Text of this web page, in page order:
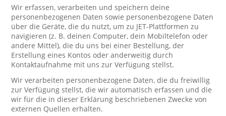
Wir erfassen, verarbeiten und speichern deine
personenbezogenen Daten sowie personenbezogene Daten
über die Geräte, die du nutzt, um zu JET-Plattformen zu
navigieren (z. B. deinen Computer, dein Mobiltelefon oder
andere Mittel), die du uns bei einer Bestellung, der
Erstellung eines Kontos oder anderweitig durch
Kontaktaufnahme mit uns zur Verfügung stellst.
Wir verarbeiten personenbezogene Daten, die du freiwillig
zur Verfügung stellst, die wir automatisch erfassen und die
wir für die in dieser Erklärung beschriebenen Zwecke von
externen Quellen erhalten.